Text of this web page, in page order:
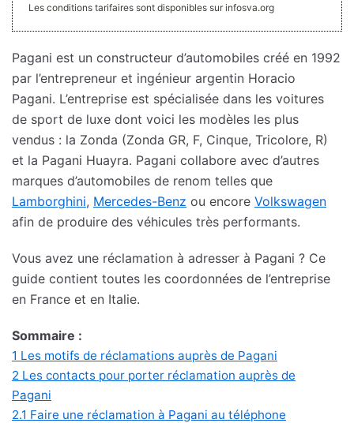
Les conditions tarifaires sont disponibles sur infosva.org
Pagani est un constructeur d’automobiles créé en 1992
par l’entrepreneur et ingénieur argentin Horacio
Pagani. L’entreprise est spécialisée dans les voitures
de sport de luxe dont voici les modèles les plus
vendus : la Zonda (Zonda GR, F, Cinque, Tricolore, R)
et la Pagani Huayra. Pagani collabore avec d’autres
marques d’automobiles de renom telles que
Lamborghini, Mercedes-Benz ou encore Volkswagen
afin de produire des véhicules très performants.
Vous avez une réclamation à adresser à Pagani ? Ce
guide contient toutes les coordonnées de l’entreprise
en France et en Italie.
Sommaire :
1 Les motifs de réclamations auprès de Pagani
2 Les contacts pour porter réclamation auprès de
Pagani
2.1 Faire une réclamation à Pagani au téléphone